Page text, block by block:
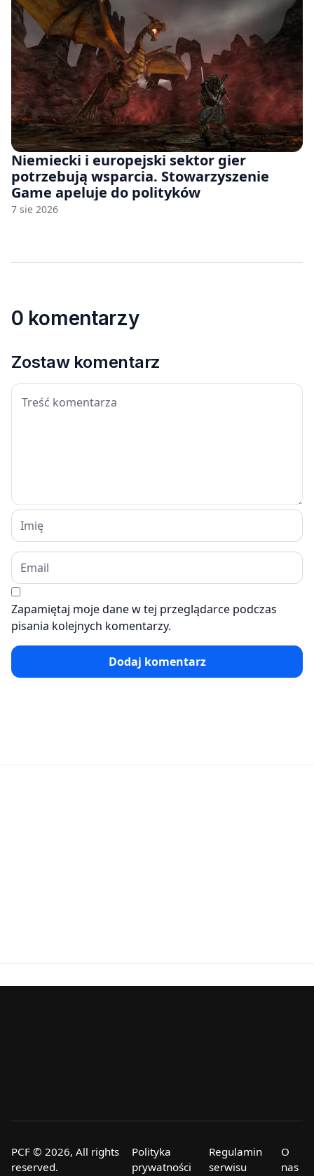
Niemiecki i europejski sektor gier
potrzebują wsparcia. Stowarzyszenie
Game apeluje do polityków
7 sie 2026
0 komentarzy
Zostaw komentarz
Zapamiętaj moje dane w tej przeglądarce podczas
pisania kolejnych komentarzy.
Dodaj komentarz
PCF © 2026, All rights
reserved.
Polityka
prywatności
Regulamin
serwisu
O
nas